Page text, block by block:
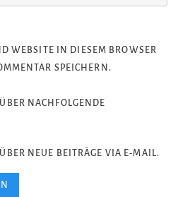
WEBSITE IN DIESEM BROWSER
SPEICHERN.
NACHFOLGENDE
NEUE BEITRÄGE VIA E-MAIL.